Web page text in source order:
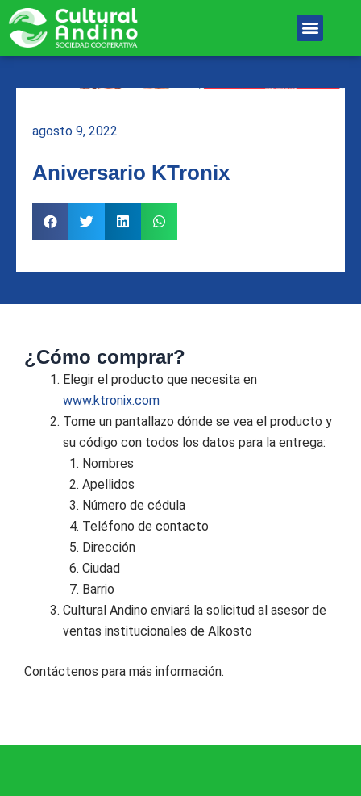
contenido
Menu
agosto 9, 2022
Aniversario KTronix
¿Cómo comprar?
Elegir el producto que necesita en
www.ktronix.com
Tome un pantallazo dónde se vea el producto y
su código con todos los datos para la entrega:
Nombres
Apellidos
Número de cédula
Teléfono de contacto
Dirección
Ciudad
Barrio
Cultural Andino enviará la solicitud al asesor de
ventas institucionales de Alkosto
Contáctenos para más información.